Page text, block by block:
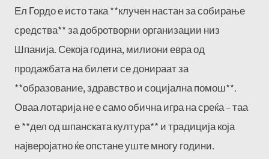
Ел Гордо е исто така **клучен настан за собирање
средства** за добротворни организации низ
Шпанија. Секоја година, милиони евра од
продажбата на билети се донираат за
**образование, здравство и социјална помош**.
Оваа лотарија не е само обична игра на среќа – таа
е **дел од шпанската култура** и традиција која
најверојатно ќе опстане уште многу години.